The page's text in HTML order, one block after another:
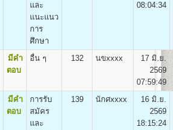
ากรมนุษย์
หลักสูตร 4 ปี จำนวน 132
สตรบัณฑิต(การพัฒนาทรัพยากร
รพัฒนาทรัพยากรมนุษย์) Bachelor of
ชาคือ สาขาวิชาพัฒนาทรัพยากร
รียนเป็นรายหน่วยกิตๆ ละ
ตัวผู้เข้าศึกษา
รกเข้าศึกษา
ผู้เข้าศึกษา
สือพิมพ์ข่าวรามคำแหง
ทยาลัย ภาคปกติ
การศึกษา ชุดละ
และ
แนะแนว
การ
ศึกษา
08:04:34
มีคำ
ตอบ
อื่น ๆ 132 นขxxxx
17 มิ.ย.
2569
07:59:49
มีคำ
ตอบ
การรับ
สมัคร
และ
139 นักศxxxx
16 มิ.ย.
2569
18:15:24